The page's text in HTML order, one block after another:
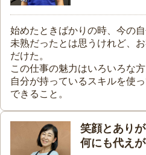
始めたときばかりの時、今の
未熟だったとは思うけれど、
だけた。
この仕事の魅力はいろいろな
自分が持っているスキルを使
できること。
笑顔とあり
何にも代え